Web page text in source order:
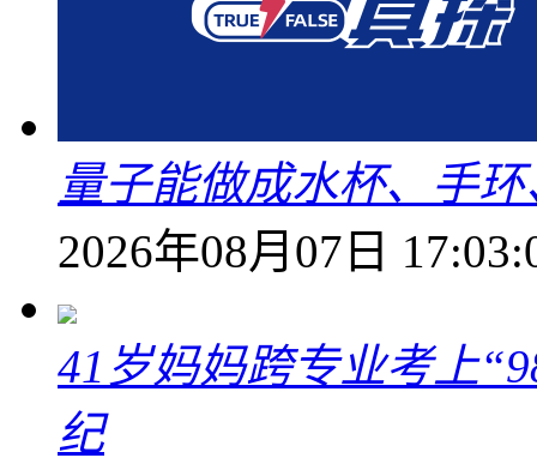
量子能做成水杯、手
2026年08月07日
41岁妈妈跨专业考上
纪